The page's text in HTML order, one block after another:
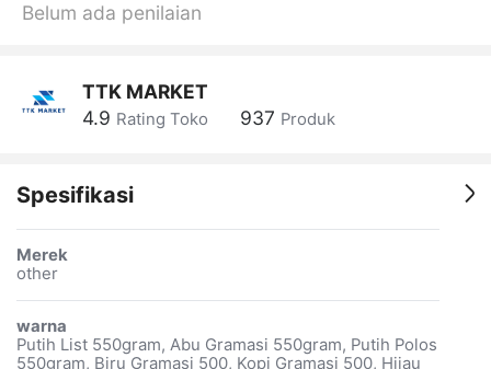
Belum ada penilaian
TTK MARKET
4.9 Rating Toko 937 Produk
Spesifikasi
Merek
other
warna
Putih List 550gram, Abu Gramasi 550gram, Putih Polos
550gram, Biru Gramasi 500, Kopi Gramasi 500, Hijau